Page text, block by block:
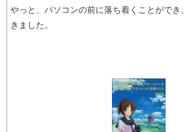
やっと、パソコンの前に落ち着くことができ、
きました。